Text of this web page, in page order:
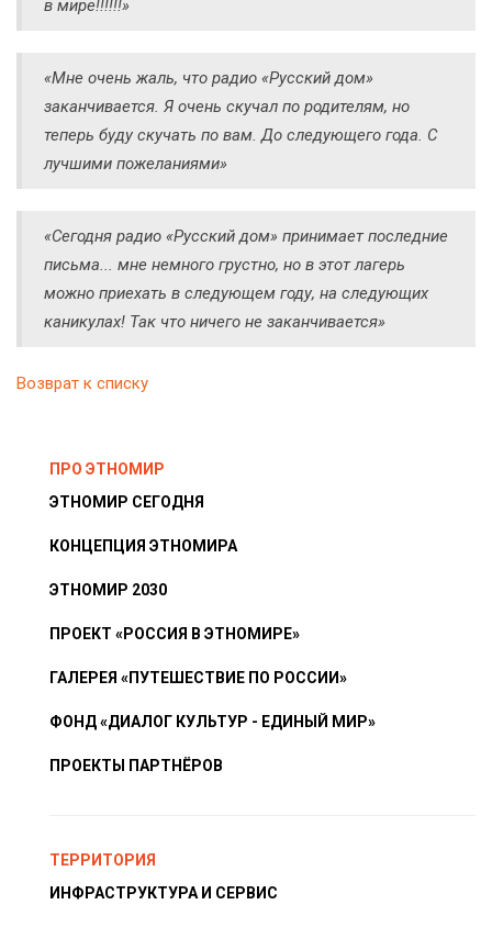
в мире!!!!!!»
«Мне очень жаль, что радио «Русский дом»
заканчивается. Я очень скучал по родителям, но
теперь буду скучать по вам. До следующего года. С
лучшими пожеланиями»
«Сегодня радио «Русский дом» принимает последние
письма... мне немного грустно, но в этот лагерь
можно приехать в следующем году, на следующих
каникулах! Так что ничего не заканчивается»
Возврат к списку
ПРО ЭТНОМИР
ЭТНОМИР СЕГОДНЯ
КОНЦЕПЦИЯ ЭТНОМИРА
ЭТНОМИР 2030
ПРОЕКТ «РОССИЯ В ЭТНОМИРЕ»
ГАЛЕРЕЯ «ПУТЕШЕСТВИЕ ПО РОССИИ»
ФОНД «ДИАЛОГ КУЛЬТУР - ЕДИНЫЙ МИР»
ПРОЕКТЫ ПАРТНЁРОВ
ТЕРРИТОРИЯ
ИНФРАСТРУКТУРА И СЕРВИС